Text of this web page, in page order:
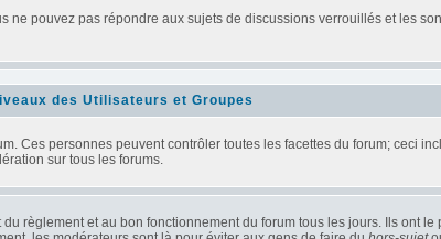
pouvez pas répondre aux sujets de discussions verrouillés et les
des Utilisateurs et Groupes
Ces personnes peuvent contrôler toutes les facettes du forum; ceci
sur tous les forums.
règlement et au bon fonctionnement du forum tous les jours. Ils ont